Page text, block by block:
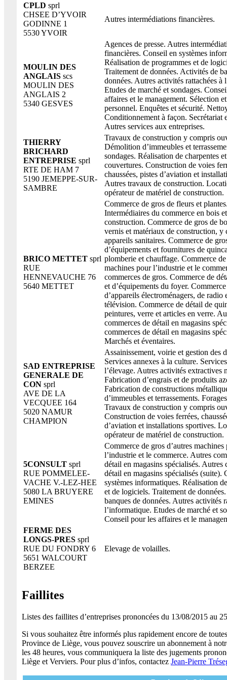
CPLD sprl
CHSEE D’YVOIR
GODINNE 1
5530 YVOIR
Autres intermédiations financières.
MOULIN DES
ANGLAIS scs
MOULIN DES
ANGLAIS 2
5340 GESVES
Agences de presse. Autres
financières. Conseil en systèmes
Réalisation de programmes et de
Traitement de données. Activités de
données. Autres activités rattachées à
Etudes de marché et sondages.
affaires et le management. Sélection
personnel. Enquêtes et sécurité.
Conditionnement à façon. Secrétariat
Autres services aux entreprises.
THIERRY
BRICHARD
ENTREPRISE sprl
RTE DE HAM 7
5190 JEMEPPE-SUR-
SAMBRE
Travaux de construction y compris
Démolition d’immeubles et
sondages. Réalisation de charpentes
couvertures. Construction de voies
chaussées, pistes d’aviation et
Autres travaux de construction.
opérateur de matériel de construction.
BRICO METTET sprl
RUE
HENNEVAUCHE 76
5640 METTET
Commerce de gros de fleurs et
Intermédiaires du commerce en bois
construction. Commerce de gros de
vernis et matériaux de construction, y
appareils sanitaires. Commerce de
d’équipements et fournitures de
plomberie et chauffage. Commerce de
machines pour l’industrie et le
commerces de gros. Commerce de
et d’équipements du foyer.
d’appareils électroménagers, de radio
télévision. Commerce de détail de
peintures, verre et articles en verre.
commerces de détail en magasins
commerces de détail en magasins
Marchés et éventaires.
SAD ENTREPRISE
GENERALE DE
CON sprl
AVE DE LA
VECQUEE 164
5020 NAMUR
CHAMPION
Assainissement, voirie et gestion des
Services annexes à la culture.
l’élevage. Autres activités extractives
Fabrication d’engrais et de produits
Fabrication de constructions
d’immeubles et terrassements.
Travaux de construction y compris
Construction de voies ferrées,
d’aviation et installations sportives.
opérateur de matériel de construction.
5CONSULT sprl
RUE POMMELEE-
VACHE V.-LEZ-HEE
5080 LA BRUYERE
EMINES
Commerce de gros d’autres machines
l’industrie et le commerce. Autres
détail en magasins spécialisés. Autres
détail en magasins spécialisés (suite).
systèmes informatiques. Réalisation
et de logiciels. Traitement de
banques de données. Autres activités
l’informatique. Etudes de marché et
Conseil pour les affaires et le
FERME DES
LONGS-PRES sprl
RUE DU FONDRY 6
5651 WALCOURT
BERZEE
Elevage de volailles.
Faillites
Listes des faillites d’entreprises prononcées du 13/08/2015 au
Si vous souhaitez être informés plus rapidement encore de
Province de Liège, vous pouvez souscrire un abonnement à
les 48 heures, vous communiquera la liste des jugements
Liège et Verviers. Pour plus d’infos, contactez Jean-Pierre